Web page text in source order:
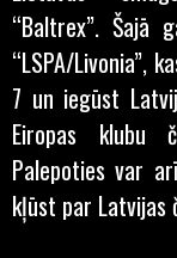
“Baltrex”. Šajā
“LSPA/Livonia”,
7 un iegūst
Eiropas klubu
Palepoties var
kļūst par Latvijas